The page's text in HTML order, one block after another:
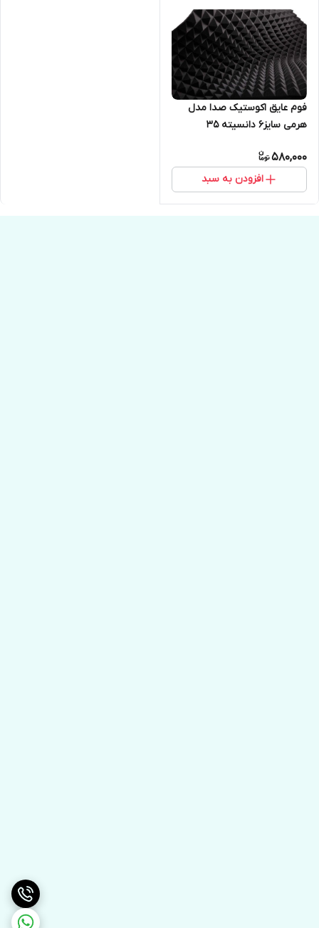
فوم عایق اکوستیک صدا مدل
هرمی سایز۶ دانسیته ۳۵
580,000
افزودن به سبد